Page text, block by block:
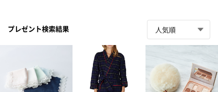
プレゼント検索結果